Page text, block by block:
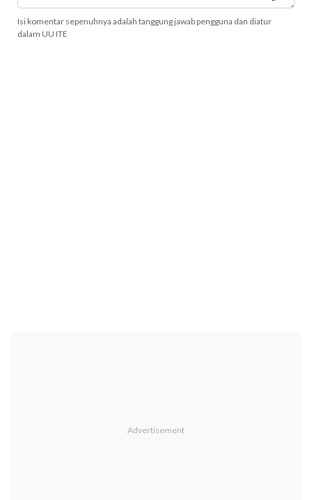
Isi komentar sepenuhnya adalah tanggung jawab pengguna dan diatur
dalam UU ITE